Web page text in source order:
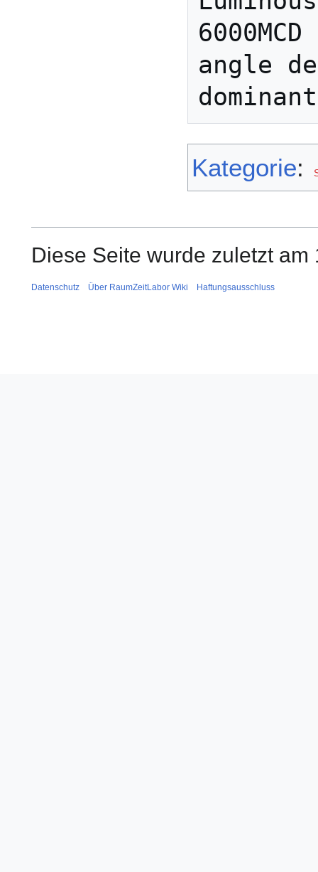
6000MCD
angle
Kategorie:
Diese Seite wurde zuletzt
Datenschutz Über RaumZeitLabor Wiki Haftungsausschluss